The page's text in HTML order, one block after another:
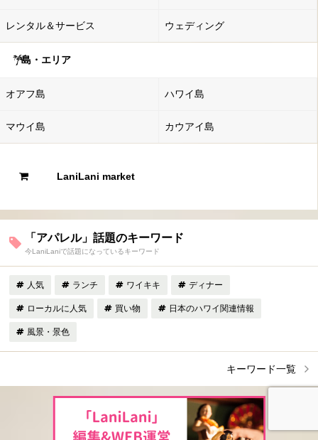
レンタル＆サービス ウェディング
島・エリア
オアフ島 ハワイ島
マウイ島 カウアイ島
LaniLani market
「アパレル」話題のキーワード
今LaniLaniで話題になっているキーワード
人気 ランチ ワイキキ ディナー
ローカルに人気 買い物 日本のハワイ関連情報
風景・景色
キーワード一覧